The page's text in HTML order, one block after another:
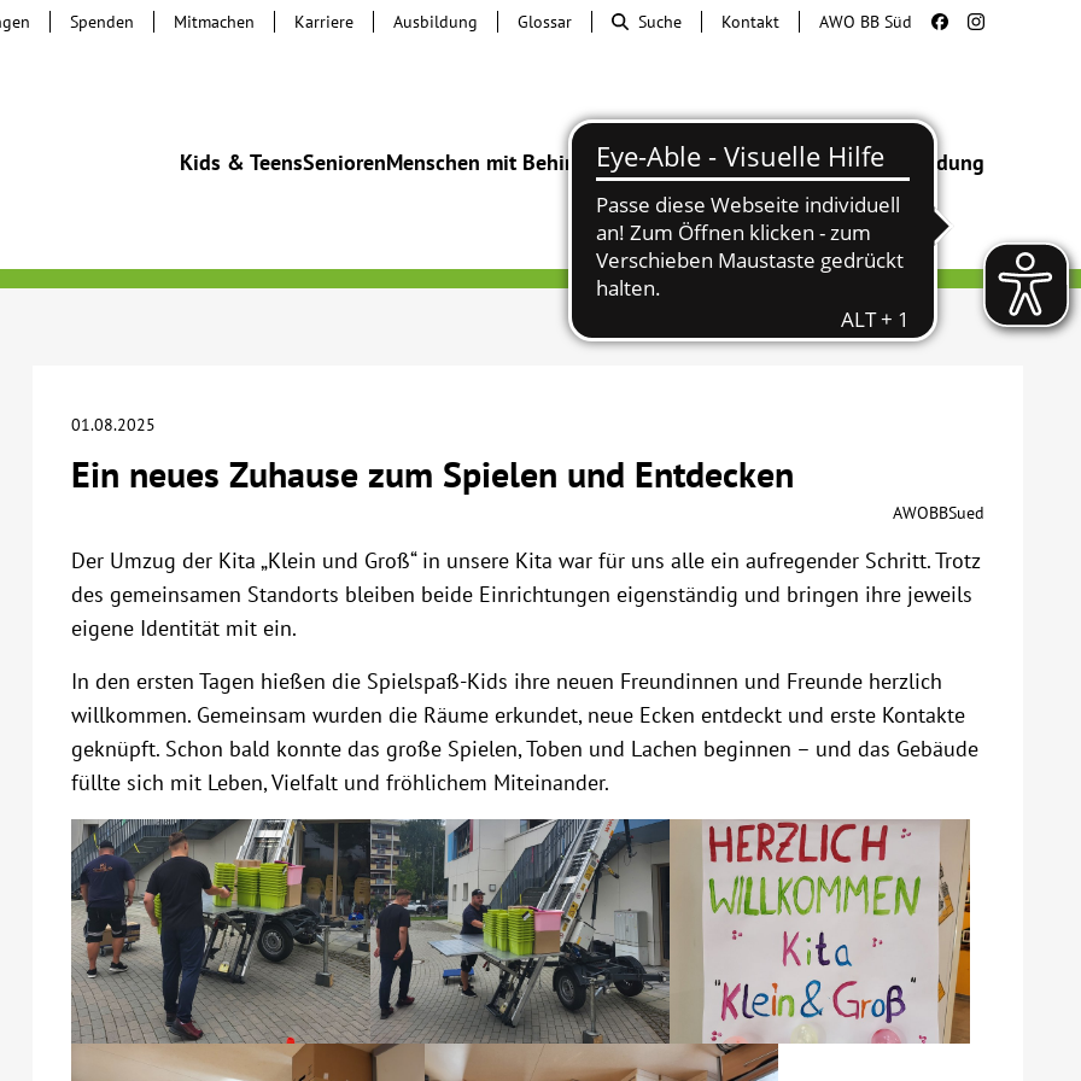
Kids & TeensSeniorenMenschen mit BehinderungBeratung & HilfeBegegnung Bildung
Spenden Mitmachen Karriere Ausbildung Glossar Suche Kontakt AWO BB Süd
01.08.2025
Ein neues Zuhause zum Spielen und Entdecken
AWOBBSued
Der Umzug der Kita „Klein und Groß“ in unsere Kita war für uns alle ein aufregender Schritt. Trotz
des gemeinsamen Standorts bleiben beide Einrichtungen eigenständig und bringen ihre jeweils
eigene Identität mit ein.
In den ersten Tagen hießen die Spielspaß-Kids ihre neuen Freundinnen und Freunde herzlich
willkommen. Gemeinsam wurden die Räume erkundet, neue Ecken entdeckt und erste Kontakte
geknüpft. Schon bald konnte das große Spielen, Toben und Lachen beginnen – und das Gebäude
füllte sich mit Leben, Vielfalt und fröhlichem Miteinander.